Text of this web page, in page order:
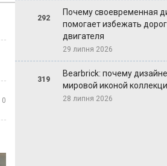
0
292
Почему своевременная
помогает избежать
двигателя
29 липня 2026
319
Bearbrick: почему
мировой иконой
28 липня 2026